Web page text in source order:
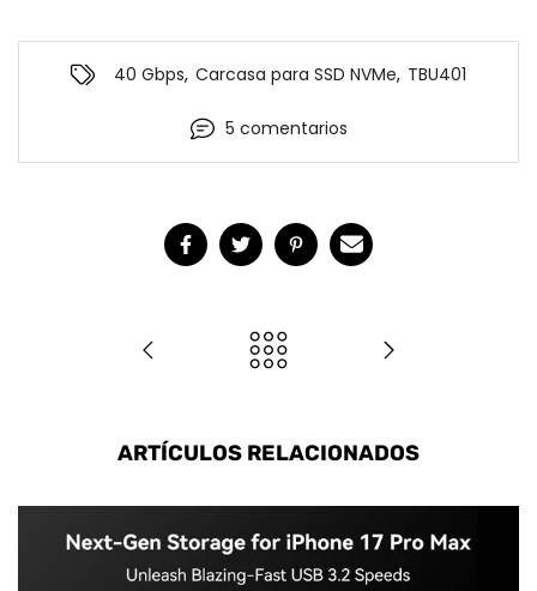
40 Gbps, Carcasa para SSD NVMe, TBU401
5 comentarios
ARTÍCULOS RELACIONADOS